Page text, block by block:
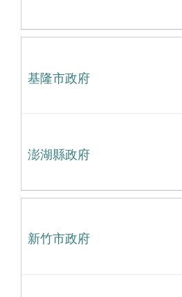
基隆市政府
澎湖縣政府
新竹市政府